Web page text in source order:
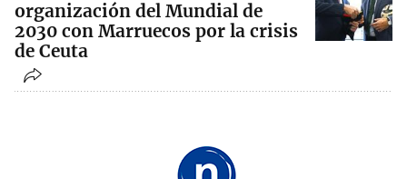
organización del Mundial de
2030 con Marruecos por la crisis
de Ceuta